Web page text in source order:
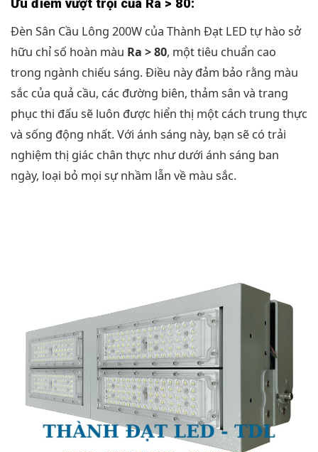
Ưu điểm vượt trội của Ra > 80:
Đèn Sân Cầu Lông 200W của Thành Đạt LED tự hào sở
hữu chỉ số hoàn màu Ra > 80, một tiêu chuẩn cao
trong ngành chiếu sáng. Điều này đảm bảo rằng màu
sắc của quả cầu, các đường biên, thảm sân và trang
phục thi đấu sẽ luôn được hiển thị một cách trung thực
và sống động nhất. Với ánh sáng này, bạn sẽ có trải
nghiệm thị giác chân thực như dưới ánh sáng ban
ngày, loại bỏ mọi sự nhầm lẫn về màu sắc.